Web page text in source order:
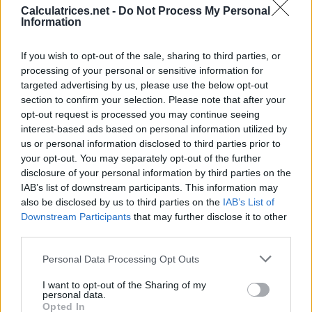
Calculatrices.net - Do Not Process My Personal
Information
If you wish to opt-out of the sale, sharing to third parties, or
processing of your personal or sensitive information for
targeted advertising by us, please use the below opt-out
section to confirm your selection. Please note that after your
opt-out request is processed you may continue seeing
interest-based ads based on personal information utilized by
us or personal information disclosed to third parties prior to
your opt-out. You may separately opt-out of the further
disclosure of your personal information by third parties on the
IAB’s list of downstream participants. This information may
also be disclosed by us to third parties on the IAB’s List of
Downstream Participants that may further disclose it to other
Personal Data Processing Opt Outs
I want to opt-out of the Sharing of my
personal data.
Opted In
Calculatrice d'aire, de côté et
d'angle du triangle
les côtés et l'aire inconnus d'un triangle en fournissant 3
valeurs connues.